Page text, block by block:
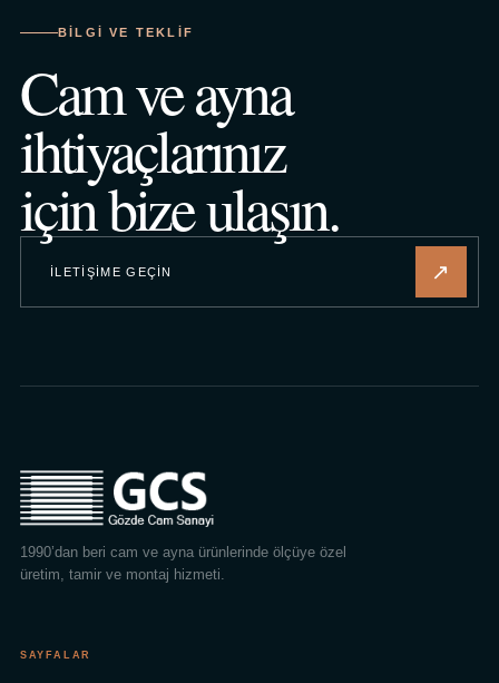
BILGI VE TEKLIF
Cam ve ayna
ihtiyaçlarınız
için bize ulaşın.
İLETIŞIME GEÇIN ↗
1990’dan beri cam ve ayna ürünlerinde ölçüye özel
üretim, tamir ve montaj hizmeti.
SAYFALAR